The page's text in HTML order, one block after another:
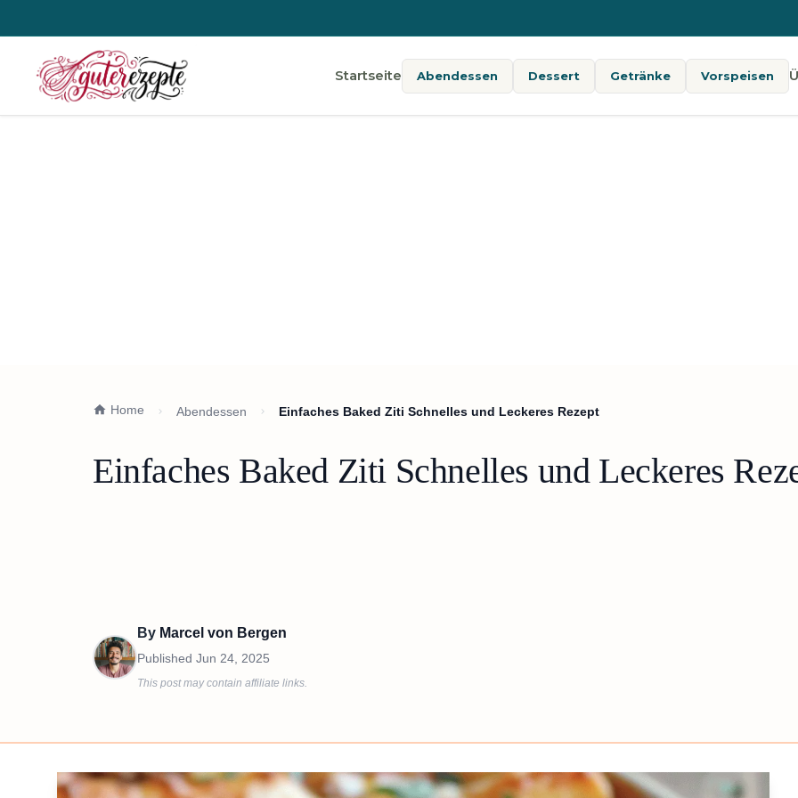
Startseite Abendessen Dessert Getränke Vorspeisen
Home Abendessen Einfaches Baked Ziti Schnelles und Leckeres Rezept
Einfaches Baked Ziti Schnelles und Leckeres
By Marcel von Bergen
Published Jun 24, 2025
This post may contain affiliate links.